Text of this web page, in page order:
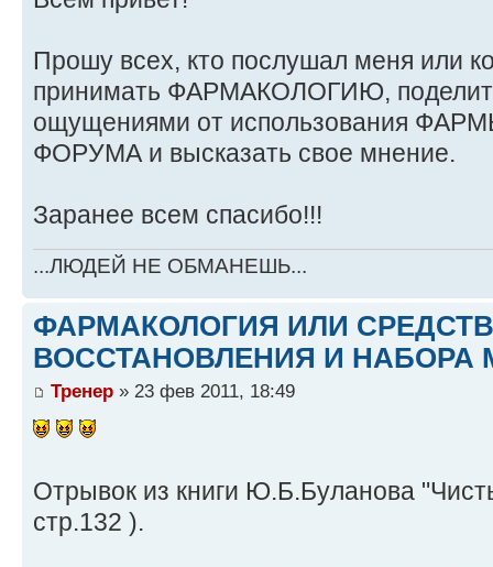
Прошу всех, кто послушал меня или
принимать ФАРМАКОЛОГИЮ,
ощущениями от использования
ФОРУМА и высказать свое мнение.
Заранее всем спасибо!!!
...ЛЮДЕЙ НЕ ОБМАНЕШЬ...
ФАРМАКОЛОГИЯ ИЛИ
ВОССТАНОВЛЕНИЯ И НАБОРА
Тренер » 23 фев 2011, 18:49
Отрывок из книги Ю.Б.Буланова
стр.132 ).